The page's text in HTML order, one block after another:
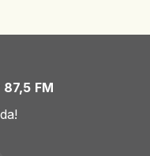
FM